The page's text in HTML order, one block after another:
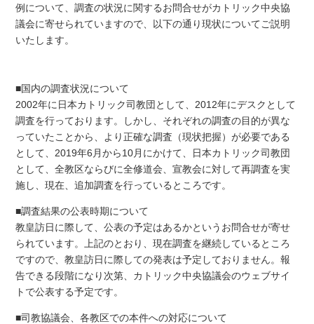
例について、調査の状況に関するお問合せがカトリック中央協
議会に寄せられていますので、以下の通り現状についてご説明
いたします。
■国内の調査状況について
2002年に日本カトリック司教団として、2012年にデスクとして
調査を行っております。しかし、それぞれの調査の目的が異な
っていたことから、より正確な調査（現状把握）が必要である
として、2019年6月から10月にかけて、日本カトリック司教団
として、全教区ならびに全修道会、宣教会に対して再調査を実
施し、現在、追加調査を行っているところです。
■調査結果の公表時期について
教皇訪日に際して、公表の予定はあるかというお問合せが寄せ
られています。上記のとおり、現在調査を継続しているところ
ですので、教皇訪日に際しての発表は予定しておりません。報
告できる段階になり次第、カトリック中央協議会のウェブサイ
トで公表する予定です。
■司教協議会、各教区での本件への対応について